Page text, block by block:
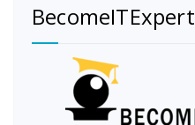
BecomeITExpert